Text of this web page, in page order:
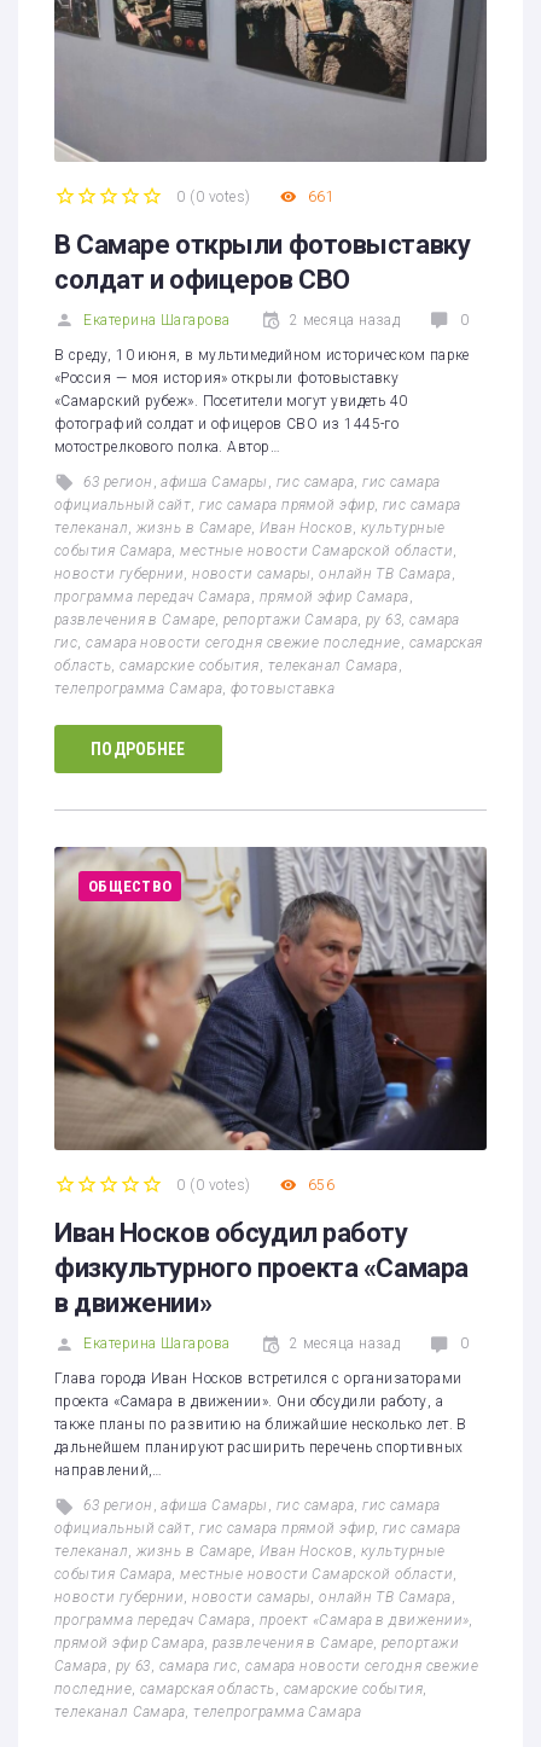
0 ( 0 votes) 661
В Самаре открыли фотовыставку
солдат и офицеров СВО
Екатерина Шагарова 2 месяца назад 0
В среду, 10 июня, в мультимедийном историческом парке
«Россия — моя история» открыли фотовыставку
«Самарский рубеж». Посетители могут увидеть 40
фотографий солдат и офицеров СВО из 1445-го
мотострелкового полка. Автор…
63 регион ,афиша Самары , гис самара,гис самара
официальный сайт,гис самара прямой эфир, гис самара
телеканал, жизнь в Самаре,Иван Носков,культурные
события Самара,местные новости Самарской области,
новости губернии,новости самары,онлайн ТВ Самара,
программа передач Самара, прямой эфир Самара,
развлечения в Самаре, репортажи Самара,ру 63,самара
гис,самара новости сегодня свежие последние, самарская
область,самарские события, телеканал Самара,
телепрограмма Самара, фотовыставка
ПОДРОБНЕЕ
ОБЩЕСТВО
0 ( 0 votes) 656
Иван Носков обсудил работу
физкультурного проекта «Самара
в движении»
Екатерина Шагарова 2 месяца назад 0
Глава города Иван Носков встретился с организаторами
проекта «Самара в движении». Они обсудили работу, а
также планы по развитию на ближайшие несколько лет. В
дальнейшем планируют расширить перечень спортивных
направлений,…
63 регион ,афиша Самары , гис самара,гис самара
официальный сайт,гис самара прямой эфир, гис самара
телеканал, жизнь в Самаре,Иван Носков,культурные
события Самара,местные новости Самарской области,
новости губернии,новости самары,онлайн ТВ Самара,
программа передач Самара, проект «Самара в движении»,
прямой эфир Самара,развлечения в Самаре, репортажи
Самара, ру 63, самара гис,самара новости сегодня свежие
последние, самарская область, самарские события,
телеканал Самара,телепрограмма Самара